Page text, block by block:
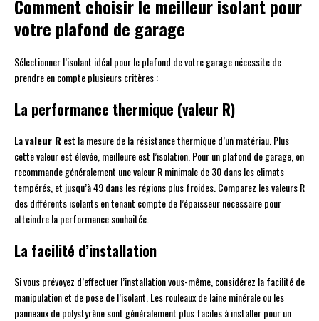
Comment choisir le meilleur isolant pour
votre plafond de garage
Sélectionner l’isolant idéal pour le plafond de votre garage nécessite de
prendre en compte plusieurs critères :
La performance thermique (valeur R)
Lavaleur R est la mesure de la résistance thermique d’un matériau. Plus
cette valeur est élevée, meilleure est l’isolation. Pour un plafond de garage, on
recommande généralement une valeur R minimale de 30 dans les climats
tempérés, et jusqu’à 49 dans les régions plus froides. Comparez les valeurs R
des différents isolants en tenant compte de l’épaisseur nécessaire pour
atteindre la performance souhaitée.
La facilité d’installation
Si vous prévoyez d’effectuer l’installation vous-même, considérez la facilité de
manipulation et de pose de l’isolant. Les rouleaux de laine minérale ou les
panneaux de polystyrène sont généralement plus faciles à installer pour un